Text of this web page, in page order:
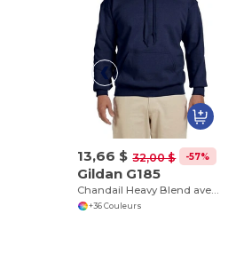
13,66 $ 32,00 $ -57%
Gildan G185
Chandail Heavy Blend avec capuche
+36 Couleurs